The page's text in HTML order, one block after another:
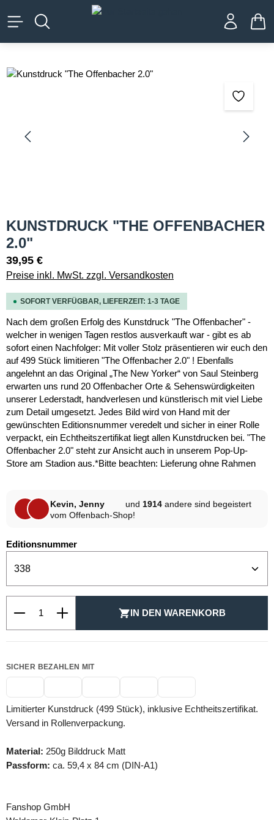
springen
Bildergalerie überspringen
KUNSTDRUCK "THE OFFENBACHER
2.0"
39,95 €
Preise inkl. MwSt. zzgl. Versandkosten
SOFORT VERFÜGBAR, LIEFERZEIT: 1-3 TAGE
Nach dem großen Erfolg des Kunstdruck "The Offenbacher" -
welcher in wenigen Tagen restlos ausverkauft war - gibt es ab
sofort einen Nachfolger: Mit voller Stolz präsentieren wir euch den
auf 499 Stück limitieren "The Offenbacher 2.0" ! Ebenfalls
angelehnt an das Original „The New Yorker“ von Saul Steinberg
erwarten uns rund 20 Offenbacher Orte & Sehenswürdigkeiten
unserer Lederstadt, handverlesen und künstlerisch mit viel Liebe
zum Detail umgesetzt. Jedes Bild wird von Hand mit der
gewünschten Editionsnummer veredelt und sicher in einer Rolle
verpackt, ein Echtheitszertifikat liegt allen Kunstdrucken bei. "The
Offenbacher 2.0" steht zur Ansicht auch in unserem Pop-Up-
Store am Stadion aus.*Bitte beachten: Lieferung ohne Rahmen
Kevin, Jenny und 1914 andere sind begeistert
vom Offenbach-Shop!
Editionsnummerauswählen
IN DEN WARENKORB
SICHER BEZAHLEN MIT
Limitierter Kunstdruck (499 Stück), inklusive Echtheitszertifikat.
Versand in Rollenverpackung.
Material: 250g Bilddruck Matt
Passform: ca. 59,4 x 84 cm (DIN-A1)
Fanshop GmbH